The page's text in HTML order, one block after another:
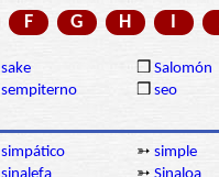
F G H I
sake ❒ Salomón
sempiterno ❒ seo
simpático ➳ simple